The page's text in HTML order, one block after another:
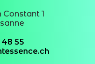
Constant 1
48 55